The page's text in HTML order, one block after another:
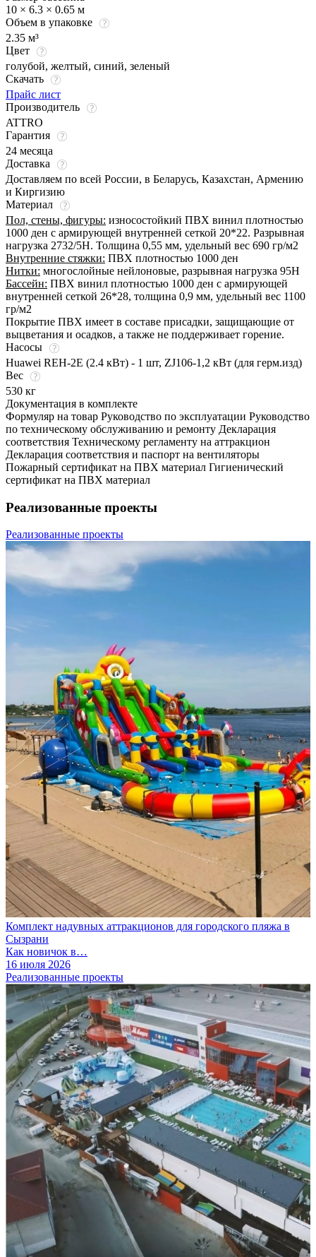
10 × 6.3 × 0.65 м
Объем в упаковке
2.35 м³
Цвет
голубой, желтый, синий, зеленый
Скачать
Прайс лист
Производитель
ATTRO
Гарантия
24 месяца
Доставка
Доставляем по всей России, в Беларусь, Казахстан, Армению
и Киргизию
Материал
Пол, стены, фигуры: износостойкий ПВХ винил плотностью
1000 ден с армирующей внутренней сеткой 20*22. Разрывная
нагрузка 2732/5Н. Толщина 0,55 мм, удельный вес 690 гр/м2
Внутренние стяжки: ПВХ плотностью 1000 ден
Нитки: многослойные нейлоновые, разрывная нагрузка 95Н
Бассейн: ПВХ винил плотностью 1000 ден с армирующей
внутренней сеткой 26*28, толщина 0,9 мм, удельный вес 1100
гр/м2
Покрытие ПВХ имеет в составе присадки, защищающие от
выцветания и осадков, а также не поддерживает горение.
Насосы
Huawei REH-2E (2.4 кВт) - 1 шт, ZJ106-1,2 кВт (для герм.изд)
Вес
530 кг
Документация в комплекте
Формуляр на товар Руководство по эксплуатации Руководство
по техническому обслуживанию и ремонту Декларация
соответствия Техническому регламенту на аттракцион
Декларация соответствия и паспорт на вентиляторы
Пожарный сертификат на ПВХ материал Гигиенический
сертификат на ПВХ материал
Реализованные проекты
Реализованные проекты
Комплект надувных аттракционов для городского пляжа в
Сызрани
Как новичок в…
16 июля 2026
Реализованные проекты